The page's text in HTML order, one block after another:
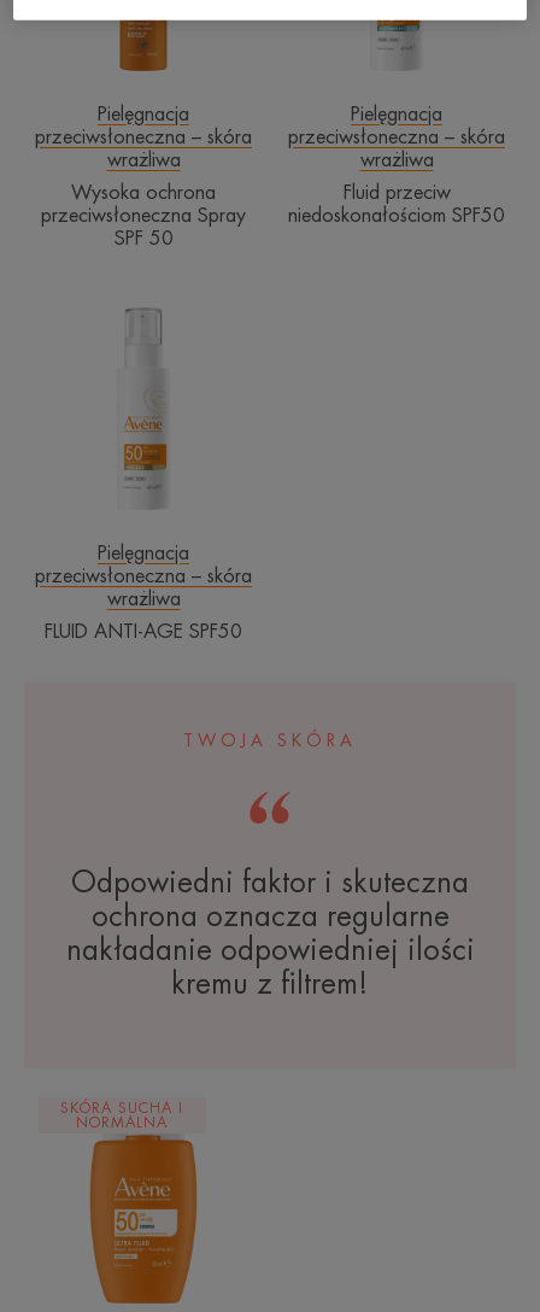
Pielęgnacja
przeciwsłoneczna – skóra
wrażliwa
Wysoka ochrona
przeciwsłoneczna Spray
SPF 50
Pielęgnacja
przeciwsłoneczna – skóra
wrażliwa
Fluid przeciw
niedoskonałościom SPF50
FLUID
SPF50
Pielęgnacja
przeciwsłoneczna – skóra
wrażliwa
FLUID ANTI-AGE SPF50
TWOJA SKÓRA
Odpowiedni faktor i skuteczna
ochrona oznacza regularne
nakładanie odpowiedniej ilości
kremu z filtrem!
Wysoka
ochrona
przeciwsłoneczna
Ultra
Fluid
niewidoczny
na
skórze
SKÓRA SUCHA I
NORMALNA